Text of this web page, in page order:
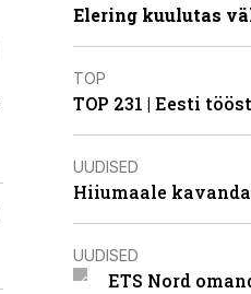
Elering kuulutas
TOP
TOP 231 | Eesti
UUDISED
Hiiumaale
UUDISED
ETS Nord